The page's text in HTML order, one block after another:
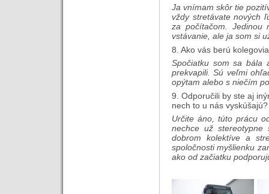
Ja vnímam skôr tie
vždy stretávate nových
za počítačom. Jedinou
vstávanie, ale ja som si
8. Ako vás berú
Spočiatku som sa bála
prekvapili. Sú veľmi
opýtam alebo s niečím
9. Odporučili by ste aj
nech to u nás vyskúšajú?
Určite áno, túto prácu
nechce už
dobrom kolektíve a
spoločnosti myšlienku
ako od začiatku